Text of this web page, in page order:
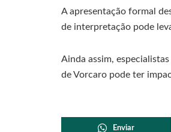
A apresentação formal
de interpretação pode
Ainda assim,
de Vorcaro pode ter
Enviar